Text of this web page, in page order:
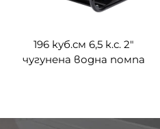
196 куб.см 6,5 к.с. 2"
чугунена водна помпа